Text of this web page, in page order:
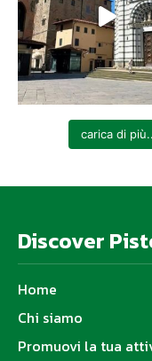
carica di
Discover
Home
Chi siamo
Promuovi la tua